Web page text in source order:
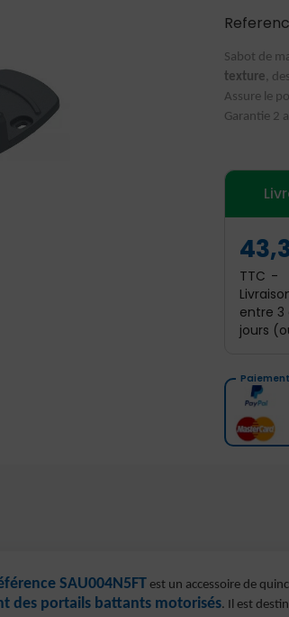
Sabot de
texture,
Assure le
Garantie 2
TTC
entre 3
jours
SAU004N5FT est un accessoire de
des portails battants motorisés. Il est